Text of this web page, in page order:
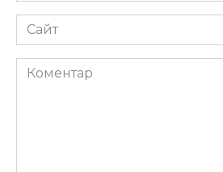
Сайт
Коментар